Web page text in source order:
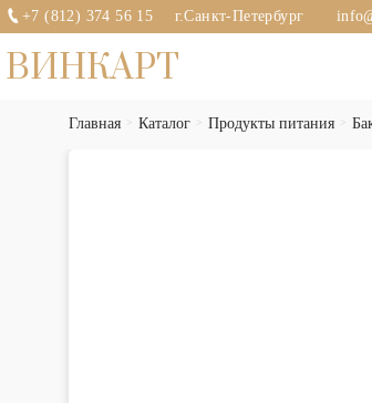
+7 (812) 374 56 15 г.Санкт-Петербург
ВИНКАРТ
Главная Каталог Продукты питания